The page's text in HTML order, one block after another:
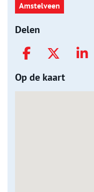
Amstelveen
Delen
Op de kaart